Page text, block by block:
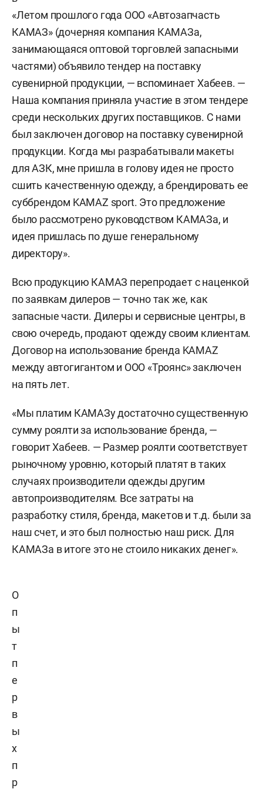
«Летом прошлого года ООО «Автозапчасть
КАМАЗ» (дочерняя компания КАМАЗа,
занимающаяся оптовой торговлей запасными
частями) объявило тендер на поставку
сувенирной продукции, — вспоминает Хабеев. —
Наша компания приняла участие в этом тендере
среди нескольких других поставщиков. С нами
был заключен договор на поставку сувенирной
продукции. Когда мы разрабатывали макеты
для АЗК, мне пришла в голову идея не просто
сшить качественную одежду, а брендировать ее
суббрендом KAMAZ sport. Это предложение
было рассмотрено руководством КАМАЗа, и
идея пришлась по душе генеральному
директору».
Всю продукцию КАМАЗ перепродает c наценкой
по заявкам дилеров — точно так же, как
запасные части. Дилеры и сервисные центры, в
свою очередь, продают одежду своим клиентам.
Договор на использование бренда KAMAZ
между автогигантом и ООО «Троянс» заключен
на пять лет.
«Мы платим КАМАЗу достаточно существенную
сумму роялти за использование бренда, —
говорит Хабеев. — Размер роялти соответствует
рыночному уровню, который платят в таких
случаях производители одежды другим
автопроизводителям. Все затраты на
разработку стиля, бренда, макетов и т.д. были за
наш счет, и это был полностью наш риск. Для
КАМАЗа в итоге это не стоило никаких денег».
О
п
ы
т
п
е
р
в
ы
х
п
р